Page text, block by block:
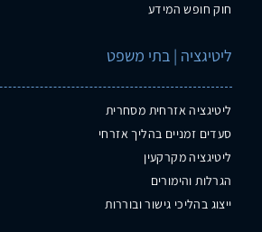
חוק חופש המידע
ליטיגציה | בתי משפט
ליטיגציה אזרחית מסחרית
סעדים זמניים בהליך אזרחי
ליטיגציה מקרקעין
הגרלות והימורים
ייצוג בהליכי גישור ובוררות